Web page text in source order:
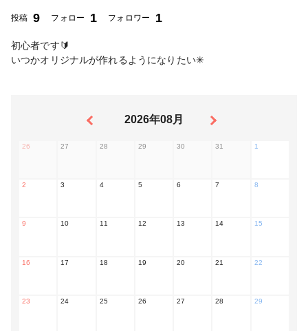
投稿 9 フォロー 1 フォロワー 1
初心者です🔰
いつかオリジナルが作れるようになりたい✳︎
2026年08月
26 27 28 29 30 31 1
2 3 4 5 6 7 8
9 10 11 12 13 14 15
16 17 18 19 20 21 22
23 24 25 26 27 28 29